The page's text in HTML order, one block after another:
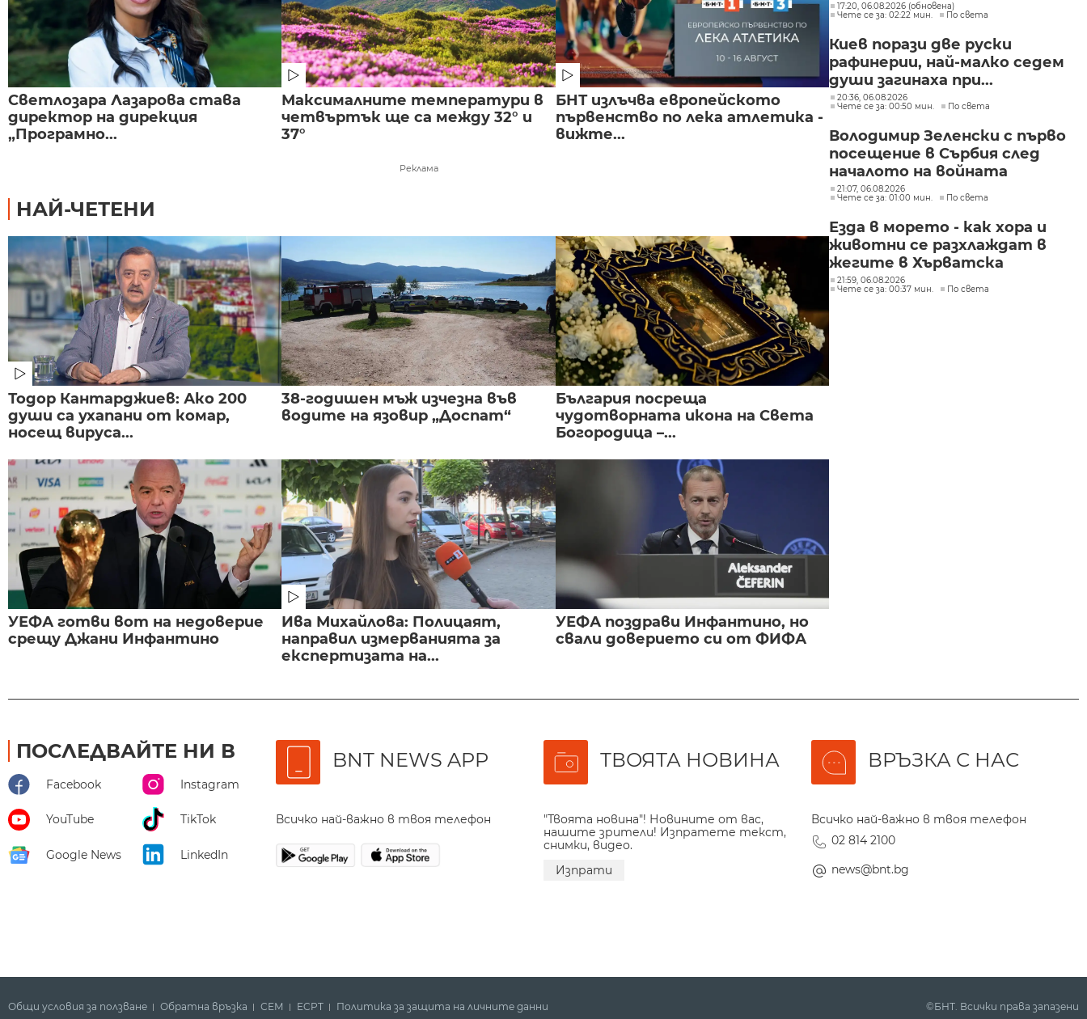
Светлозара Лазарова става
директор на дирекция
„Програмно...
Максималните температури в
четвъртък ще са между 32° и
37°
БНТ излъчва европейското
първенство по лека атлетика -
вижте...
Реклама
НАЙ-ЧЕТЕНИ
Тодор Кантарджиев: Ако 200
души са ухапани от комар,
носещ вируса...
38-годишен мъж изчезна във
водите на язовир „Доспат“
България посреща
чудотворната икона на Света
Богородица –...
УЕФА готви вот на недоверие
срещу Джани Инфантино
Ива Михайлова: Полицаят,
направил измерванията за
експертизата на...
УЕФА поздрави Инфантино, но
свали доверието си от ФИФА
17:20, 06.08.2026 (обновена)
Чете се за: 02:22 мин.
По света
Киев порази две руски
рафинерии, най-малко седем
души загинаха при...
20:36, 06.08.2026
Чете се за: 00:50 мин.
По света
Володимир Зеленски с първо
посещение в Сърбия след
началото на войната
21:07, 06.08.2026
Чете се за: 01:00 мин.
По света
Езда в морето - как хора и
животни се разхлаждат в
жегите в Хърватска
21:59, 06.08.2026
Чете се за: 00:37 мин.
По света
ПОСЛЕДВАЙТЕ НИ В
Facebook Instagram
YouTube TikTok
Google News LinkedIn
BNT NEWS APP
Всичко най-важно в твоя телефон
ТВОЯТА НОВИНА
"Твоята новина"! Новините от вас,
нашите зрители! Изпратете текст,
снимки, видео.
Изпрати
ВРЪЗКА С НАС
Всичко най-важно в твоя телефон
02 814 2100
news@bnt.bg
Общи условия за ползване Обратна връзка СЕМ ECPT Политика за защита на личните данни ©БНТ. Всички права запазени